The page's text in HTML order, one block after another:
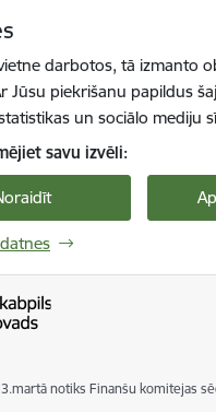
darbotos, tā izmanto
Jūsu piekrišanu papildus
un sociālo mediju
savu izvēli:
notiks Finanšu komitejas